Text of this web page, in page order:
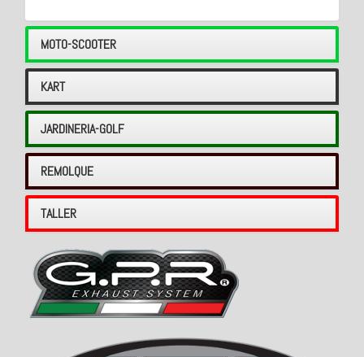
MOTO-SCOOTER
KART
JARDINERIA-GOLF
REMOLQUE
TALLER